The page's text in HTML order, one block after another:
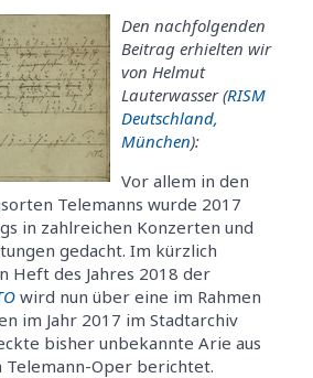
Den nachfolgenden
Beitrag erhielten wir
von Helmut
Lauterwasser (RISM
Deutschland,
München):
Vor allem in den
Telemanns wurde 2017
in zahlreichen Konzerten und
gedacht. Im kürzlich
Heft des Jahres 2018 der
wird nun über eine im Rahmen
im Jahr 2017 im Stadtarchiv
bisher unbekannte Arie aus
Oper berichtet.